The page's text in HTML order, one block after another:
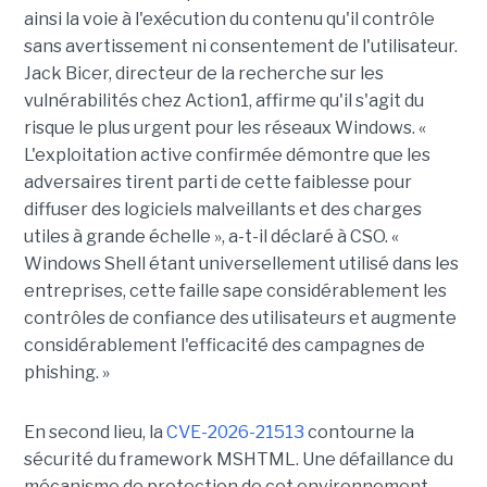
ainsi la voie à l'exécution du contenu qu'il contrôle
sans avertissement ni consentement de l'utilisateur.
Jack Bicer, directeur de la recherche sur les
vulnérabilités chez Action1, affirme qu'il s'agit du
risque le plus urgent pour les réseaux Windows. «
L'exploitation active confirmée démontre que les
adversaires tirent parti de cette faiblesse pour
diffuser des logiciels malveillants et des charges
utiles à grande échelle », a-t-il déclaré à CSO. «
Windows Shell étant universellement utilisé dans les
entreprises, cette faille sape considérablement les
contrôles de confiance des utilisateurs et augmente
considérablement l'efficacité des campagnes de
phishing. »
En second lieu, la CVE-2026-21513 contourne la
sécurité du framework MSHTML. Une défaillance du